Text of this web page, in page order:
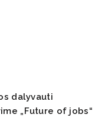
dalyvauti
„Future of jobs“